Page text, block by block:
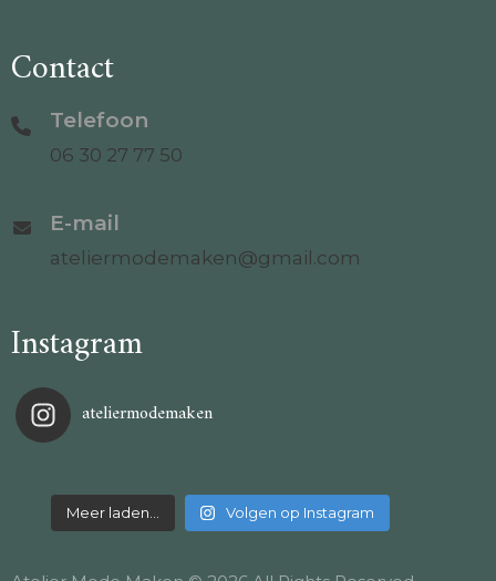
Contact
Telefoon
06 30 27 77 50
E-mail
ateliermodemaken@gmail.com
Instagram
ateliermodemaken
Meer laden… Volgen op Instagram